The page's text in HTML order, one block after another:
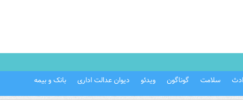
سلامت گوناگون ویدئو دیوان عدالت اداری بانک و بیمه